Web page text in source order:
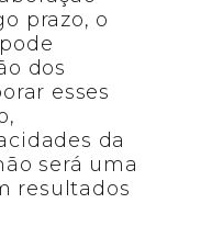
prazo, o
dos
esses
da
será uma
resultados